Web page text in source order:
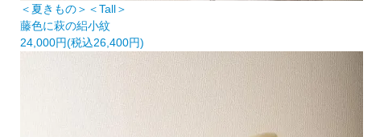
＜夏きもの＞＜Tall＞
藤色に萩の絽小紋
24,000円(税込26,400円)